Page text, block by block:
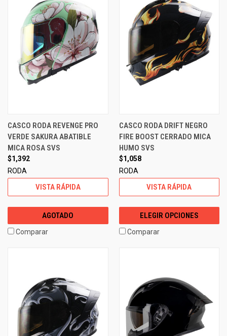
CASCO RODA REVENGE PRO
VERDE SAKURA ABATIBLE
MICA ROSA SVS
$1,392
RODA
VISTA RÁPIDA
AGOTADO
Comparar
CASCO RODA DRIFT NEGRO
FIRE BOOST CERRADO MICA
HUMO SVS
$1,058
RODA
VISTA RÁPIDA
ELEGIR OPCIONES
Comparar